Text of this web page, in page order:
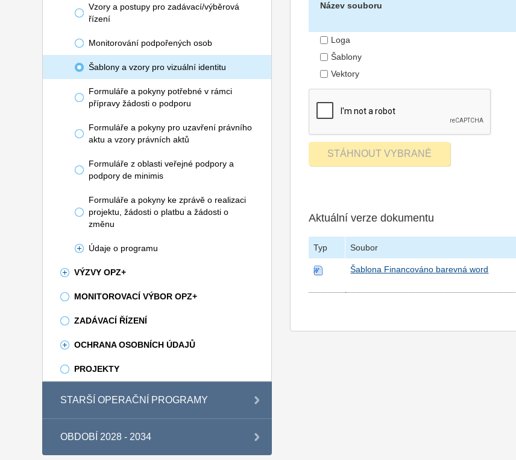
Vzory a postupy pro zadávací/výběrová
řízení
Monitorování podpořených osob
Šablony a vzory pro vizuální identitu
Formuláře a pokyny potřebné v rámci
přípravy žádosti o podporu
Formuláře a pokyny pro uzavření právního
aktu a vzory právních aktů
Formuláře z oblasti veřejné podpory a
podpory de minimis
Formuláře a pokyny ke zprávě o realizaci
projektu, žádosti o platbu a žádosti o
změnu
Údaje o programu
VÝZVY OPZ+
MONITOROVACÍ VÝBOR OPZ+
ZADÁVACÍ ŘÍZENÍ
OCHRANA OSOBNÍCH ÚDAJŮ
PROJEKTY
STARŠÍ OPERAČNÍ PROGRAMY
OBDOBÍ 2028 - 2034
Název souboru
Loga
Šablony
Vektory
Aktuální verze dokumentu
Typ Soubor
Šablona Financováno barevná word